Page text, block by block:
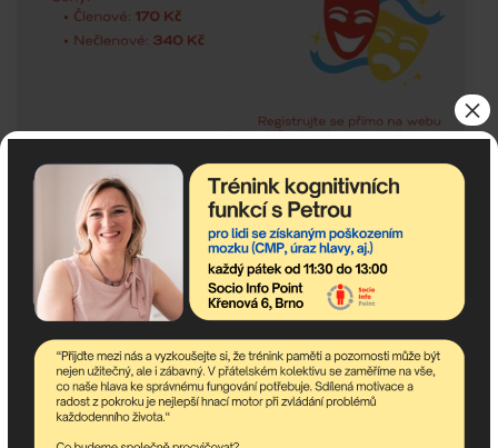
< Přednáška: Nový Zéland
17.2.
Bowling 13.2. na
Proseku >
×